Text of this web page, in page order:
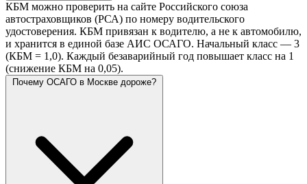
КБМ можно проверить на сайте Российского союза
автостраховщиков (РСА) по номеру водительского
удостоверения. КБМ привязан к водителю, а не к автомобилю,
и хранится в единой базе АИС ОСАГО. Начальный класс — 3
(КБМ = 1,0). Каждый безаварийный год повышает класс на 1
(снижение КБМ на 0,05).
Почему ОСАГО в Москве дороже?